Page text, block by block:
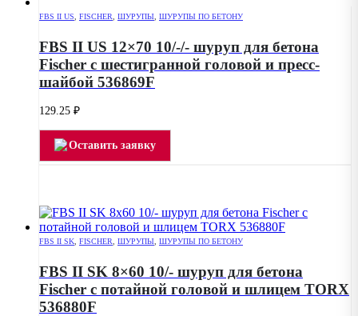
FBS II US FISCHER ШУРУПЫ ШУРУПЫ ПО БЕТОНУ
FBS II US 12×70 10/-/- шуруп для бетона
Fischer с шестигранной головой и пресс-
шайбой 536869F
129.25 ₽
Оставить заявку
FBS II SK, FISCHER, ШУРУПЫ, ШУРУПЫ ПО БЕТОНУ
FBS II SK 8×60 10/- шуруп для бетона
Fischer с потайной головой и шлицем TORX
536880F